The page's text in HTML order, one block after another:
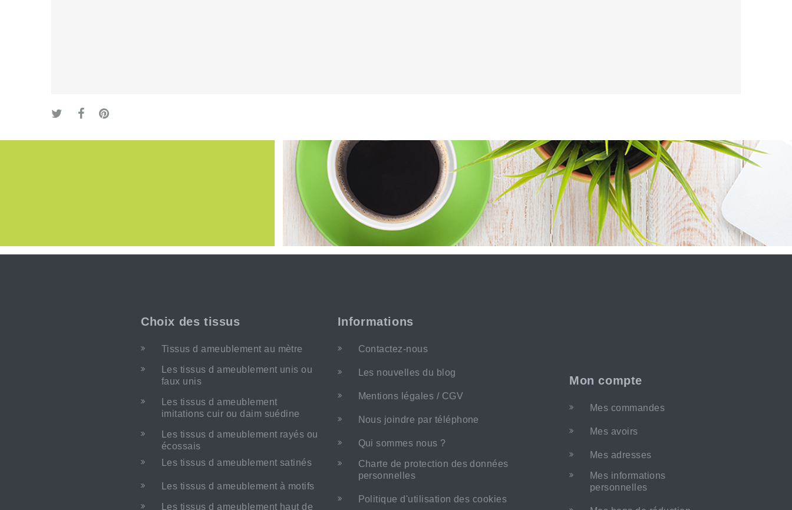
Choix des tissus
Tissus d ameublement au mètre
Les tissus d ameublement unis ou
faux unis
Les tissus d ameublement
imitations cuir ou daim suédine
Les tissus d ameublement rayés ou
écossais
Les tissus d ameublement satinés
Les tissus d ameublement à motifs
Les tissus d ameublement haut de
Informations
Contactez-nous
Les nouvelles du blog
Mentions légales / CGV
Nous joindre par téléphone
Qui sommes nous ?
Charte de protection des données
personnelles
Politique d'utilisation des cookies
Mon compte
Mes commandes
Mes avoirs
Mes adresses
Mes informations
personnelles